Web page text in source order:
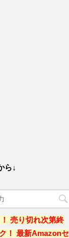
ら↓
売り切れ次第終
！ 最新Amazonセ